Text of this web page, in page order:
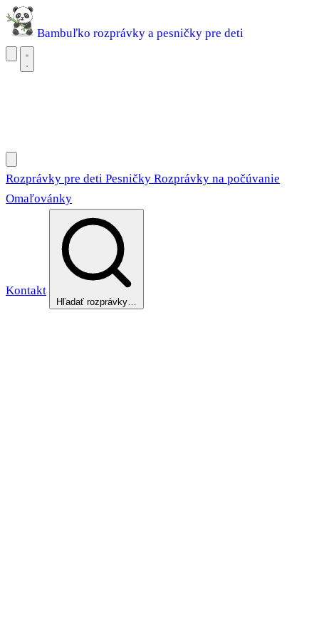
Bambuľko rozprávky a pesničky pre deti
Rozprávky pre deti Pesničky Rozprávky na počúvanie
Omaľovánky
Kontakt
Hľadať rozprávky…